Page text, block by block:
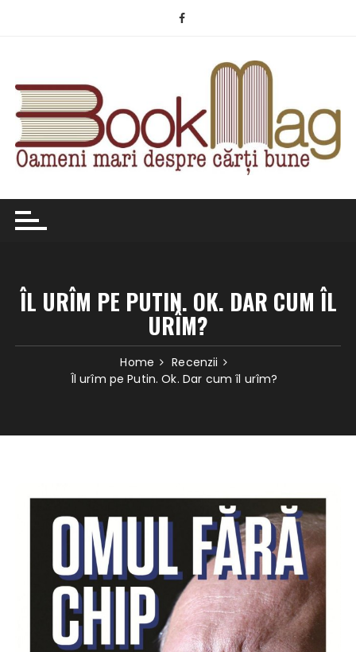
ÎL URÎM PE PUTIN. OK. DAR CUM ÎL
URÎM?
Home
Recenzii
Îl urîm pe Putin. Ok. Dar cum îl urîm?